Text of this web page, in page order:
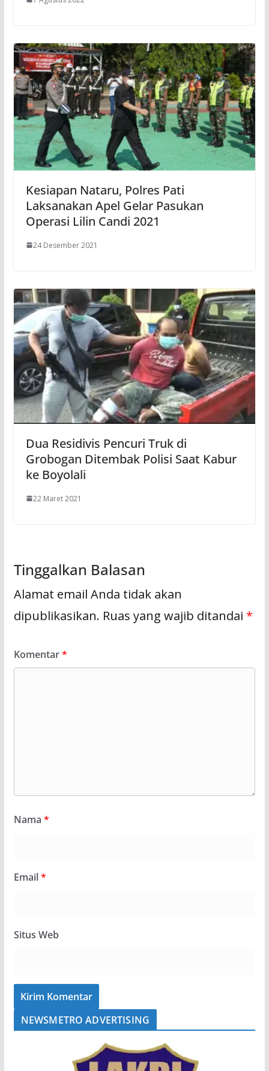
Kesiapan Nataru, Polres Pati
Laksanakan Apel Gelar Pasukan
Operasi Lilin Candi 2021
24 Desember 2021
Dua Residivis Pencuri Truk di
Grobogan Ditembak Polisi Saat Kabur
ke Boyolali
22 Maret 2021
Tinggalkan Balasan
Alamat email Anda tidak akan
dipublikasikan. Ruas yang wajib ditandai *
Komentar*
Nama *
Email*
Situs Web
NEWSMETRO ADVERTISING